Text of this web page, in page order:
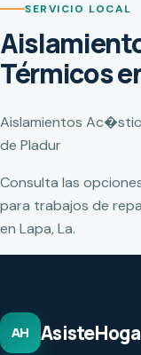
SERVICIO LOCAL
Térmicos
Aislamientos
de Pladur
Consulta las
para trabajos de
en Lapa, La.
AH